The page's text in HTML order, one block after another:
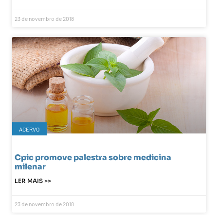
23 de novembro de 2018
ACERVO
Cpic promove palestra sobre medicina
milenar
LER MAIS >>
23 de novembro de 2018